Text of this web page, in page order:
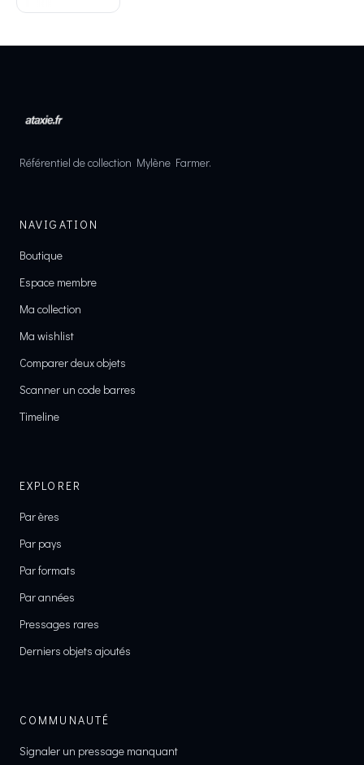
Référentiel de collection Mylène Farmer.
NAVIGATION
Boutique
Espace membre
Ma collection
Ma wishlist
Comparer deux objets
Scanner un code barres
Timeline
EXPLORER
Par ères
Par pays
Par formats
Par années
Pressages rares
Derniers objets ajoutés
COMMUNAUTÉ
Signaler un pressage manquant